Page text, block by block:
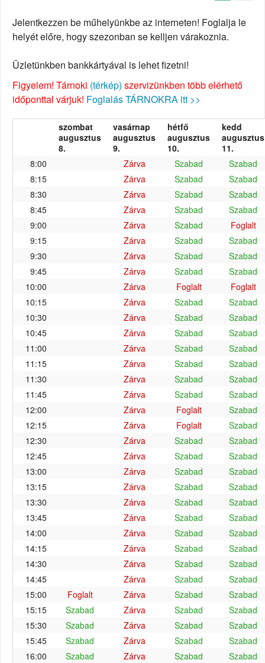
Jelentkezzen be műhelyünkbe az interneten! Foglalja le
helyét előre, hogy szezonban se kelljen várakoznia.
Üzletünkben bankkártyával is lehet fizetni!
Figyelem! Tárnoki (térkép) szervizünkben több elérhető
időponttal várjuk! Foglalás TÁRNOKRA itt >>
szombat
augusztus
8.
vasárnap
augusztus
9.
hétfő
augusztus
10.
kedd
augusztus
11.
8:00
Zárva Szabad
Szabad
8:15
Zárva Szabad
Szabad
8:30
Zárva Szabad
Szabad
8:45
Zárva Szabad
Szabad
9:00
Zárva Szabad
Foglalt
9:15
Zárva Szabad
Szabad
9:30
Zárva Szabad
Szabad
9:45
Zárva Szabad
Szabad
10:00
Zárva Foglalt
Foglalt
10:15
Zárva Szabad
Szabad
10:30
Zárva Szabad
Szabad
10:45
Zárva Szabad
Szabad
11:00
Zárva Szabad
Szabad
11:15
Zárva Szabad
Szabad
11:30
Zárva Szabad
Szabad
11:45
Zárva Szabad
Szabad
12:00
Zárva Foglalt
Szabad
12:15
Zárva Foglalt
Szabad
12:30
Zárva Szabad
Szabad
12:45
Zárva Szabad
Szabad
13:00
Zárva Szabad
Szabad
13:15
Zárva Szabad
Szabad
13:30
Zárva Szabad
Szabad
13:45
Zárva Szabad
Szabad
14:00
Zárva Szabad
Szabad
14:15
Zárva Szabad
Szabad
14:30
Zárva Szabad
Szabad
14:45
Zárva Szabad
Szabad
15:00
Foglalt Zárva Szabad
Szabad
15:15
Szabad Zárva Szabad
Szabad
15:30
Szabad Zárva Szabad
Szabad
15:45
Szabad Zárva Szabad
Szabad
16:00
Szabad Zárva Szabad
Szabad